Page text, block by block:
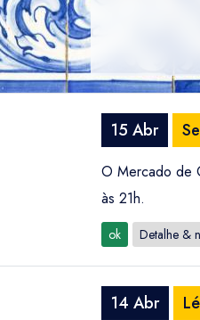
15 Abr
O Mercado de
às 21h.
ok Detalhe &
14 Abr